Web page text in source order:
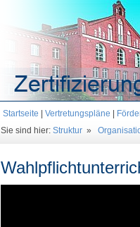
Startseite Vertretungspläne
Sie sind hier: Struktur »